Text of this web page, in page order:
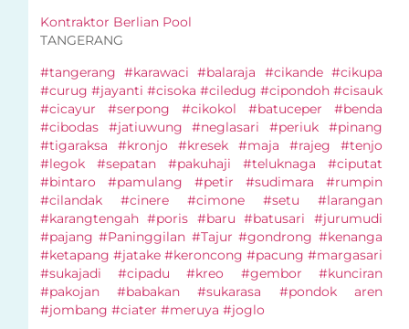
Kontraktor Berlian Pool
TANGERANG
#tangerang #karawaci #balaraja #cikande #cikupa
#curug #jayanti #cisoka #ciledug #cipondoh #cisauk
#cicayur #serpong #cikokol #batuceper #benda
#cibodas #jatiuwung #neglasari #periuk #pinang
#tigaraksa #kronjo #kresek #maja #rajeg #tenjo
#legok #sepatan #pakuhaji #teluknaga #ciputat
#bintaro #pamulang #petir #sudimara #rumpin
#cilandak #cinere #cimone #setu #larangan
#karangtengah #poris #baru #batusari #jurumudi
#pajang #Paninggilan #Tajur #gondrong #kenanga
#ketapang #jatake #keroncong #pacung #margasari
#sukajadi #cipadu #kreo #gembor #kunciran
#pakojan #babakan #sukarasa #pondok aren
#jombang #ciater #meruya #joglo